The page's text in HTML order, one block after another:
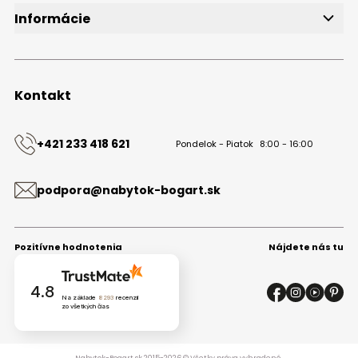
Informácie
Obchodné podmienky
Kontakt
Kontakt
+421 233 418 621 Pondelok - Piatok 8:00 - 16:00
podpora@nabytok-bogart.sk
Pozitívne hodnotenia
4.8 Na základe 8293 recenzií
zo všetkých čias
Nájdete nás tu